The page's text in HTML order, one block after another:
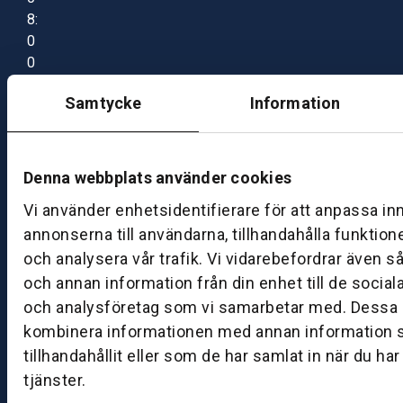
Samtycke Information
Denna webbplats använder cookies
Vi använder enhetsidentifierare för att anpassa
annonserna till användarna, tillhandahålla
och analysera vår trafik. Vi vidarebefordrar även
och annan information från din enhet till de
och analysföretag som vi samarbetar med. Dessa
kombinera informationen med annan information
tillhandahållit eller som de har samlat in när du
tjänster.
8:
0
0
7:
0
B
S
k
ö
v
d